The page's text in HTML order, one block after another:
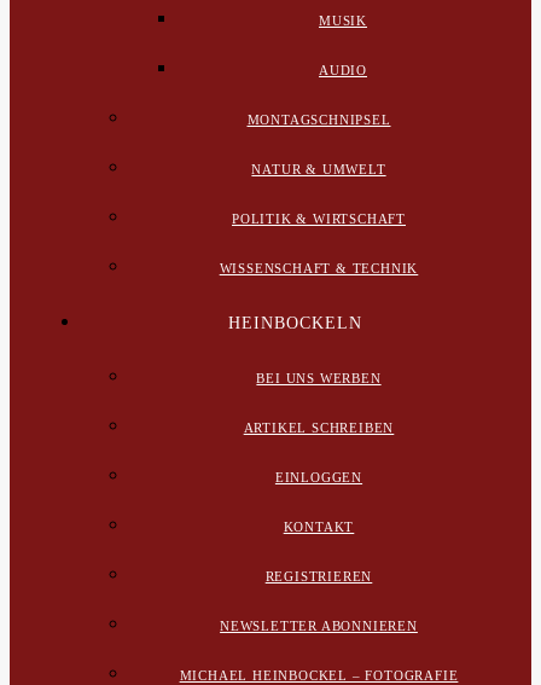
MUSIK
AUDIO
MONTAGSCHNIPSEL
NATUR & UMWELT
POLITIK & WIRTSCHAFT
WISSENSCHAFT & TECHNIK
HEINBOCKELN
BEI UNS WERBEN
ARTIKEL SCHREIBEN
EINLOGGEN
KONTAKT
REGISTRIEREN
NEWSLETTER ABONNIEREN
MICHAEL HEINBOCKEL – FOTOGRAFIE